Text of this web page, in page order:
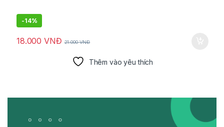
-14%
18.000VNĐ 21.000VNĐ
Thêm vào yêu thích